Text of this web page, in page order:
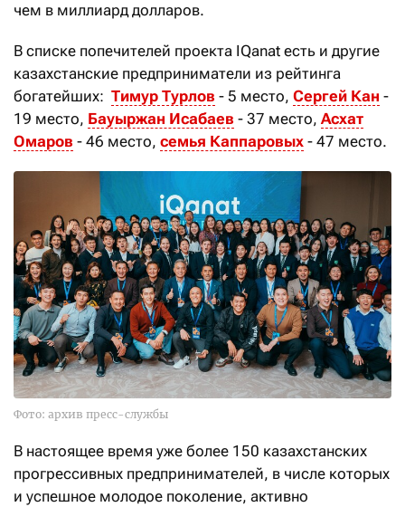
чем в миллиард долларов.
В списке попечителей проекта IQanat есть и другие
казахстанские предприниматели из рейтинга
богатейших: Тимур Турлов - 5 место, Сергей Кан -
19 место, Бауыржан Исабаев - 37 место, Асхат
Омаров - 46 место, семья Каппаровых - 47 место.
Фото: архив пресс-службы
В настоящее время уже более 150 казахстанских
прогрессивных предпринимателей, в числе которых
и успешное молодое поколение, активно